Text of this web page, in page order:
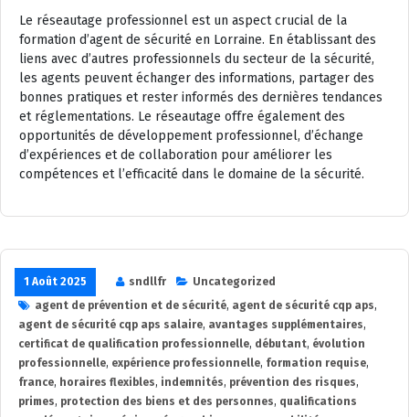
Le réseautage professionnel est un aspect crucial de la
formation d’agent de sécurité en Lorraine. En établissant des
liens avec d’autres professionnels du secteur de la sécurité,
les agents peuvent échanger des informations, partager des
bonnes pratiques et rester informés des dernières tendances
et réglementations. Le réseautage offre également des
opportunités de développement professionnel, d’échange
d’expériences et de collaboration pour améliorer les
compétences et l’efficacité dans le domaine de la sécurité.
1 Août 2025 sndllfr
Uncategorized
agent de prévention et de sécurité, agent de sécurité cqp aps,
agent de sécurité cqp aps salaire, avantages supplémentaires,
certificat de qualification professionnelle, débutant, évolution
professionnelle, expérience professionnelle, formation requise,
france, horaires flexibles, indemnités, prévention des risques,
primes, protection des biens et des personnes, qualifications